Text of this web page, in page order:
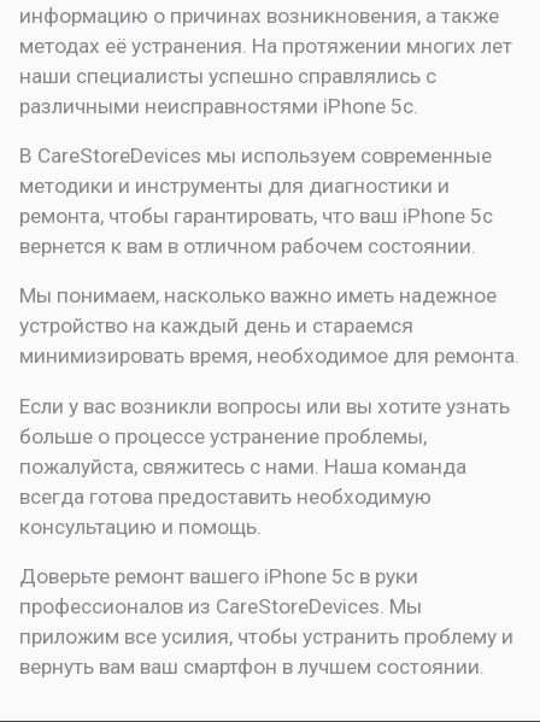
информацию о причинах возникновения, а также
методах её устранения. На протяжении многих лет
наши специалисты успешно справлялись с
различными неисправностями iPhone 5c.
В CareStoreDevices мы используем современные
методики и инструменты для диагностики и
ремонта, чтобы гарантировать, что ваш iPhone 5c
вернется к вам в отличном рабочем состоянии.
Мы понимаем, насколько важно иметь надежное
устройство на каждый день и стараемся
минимизировать время, необходимое для ремонта.
Если у вас возникли вопросы или вы хотите узнать
больше о процессе устранение проблемы,
пожалуйста, свяжитесь с нами. Наша команда
всегда готова предоставить необходимую
консультацию и помощь.
Доверьте ремонт вашего iPhone 5c в руки
профессионалов из CareStoreDevices. Мы
приложим все усилия, чтобы устранить проблему и
вернуть вам ваш смартфон в лучшем состоянии.